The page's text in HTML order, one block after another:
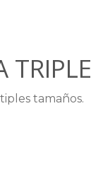
TRIPLE
tamaños.